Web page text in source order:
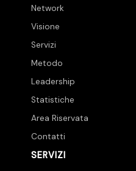
Network
Visione
Servizi
Metodo
Leadership
Statistiche
Area Riservata
Contatti
SERVIZI